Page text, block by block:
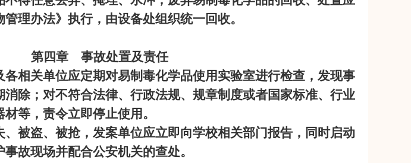
理办法》执行，由设备处组织统一回收。
第四章 事故处置及责任
相关单位应定期对易制毒化学品使用实验室进行检查，发现事
除；对不符合法律、行政法规、规章制度或者国家标准、行业
等，责令立即停止使用。
被盗、被抢，发案单位应立即向学校相关部门报告，同时启动
故现场并配合公安机关的查处。